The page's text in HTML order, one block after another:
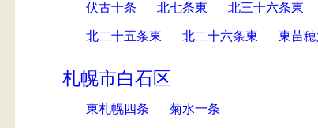
伏古十条 北七条東 北三十六条東
北二十五条東 北二十六条東 東苗
札幌市白石区
東札幌四条 菊水一条